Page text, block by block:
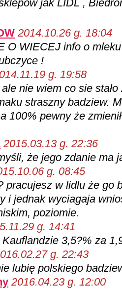
jak LIDL ,
2014.10.26 g. 18:04
O WIECEJ info o
!
g. 19:58
nie wiem co sie
straszny badziew.
100% pewny że
2015.03.13 g. 22:36
że jego zdanie ma
g. 08:45
pracujesz w lidlu że go
i jednak wyciagaja
poziomie.
g. 14:41
3,5?% za
g. 22:43
lubię polskiego
2016.04.23 g. 12:00